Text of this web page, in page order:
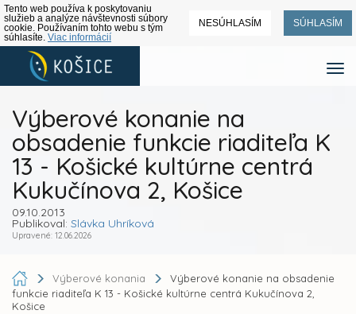
Tento web používa k poskytovaniu
služieb a analýze návštevnosti súbory
cookie. Používaním tohto webu s tým
súhlasíte. Viac informácií
NESÚHLASÍM SÚHLASÍM
Výberové konanie na
obsadenie funkcie riaditeľa K
13 - Košické kultúrne centrá
Kukučínova 2, Košice
09.10.2013
Publikoval: Slávka Uhríková
Upravené: 12.06.2026
Výberové konania
Výberové konanie na obsadenie
funkcie riaditeľa K 13 - Košické kultúrne centrá Kukučínova 2,
Košice